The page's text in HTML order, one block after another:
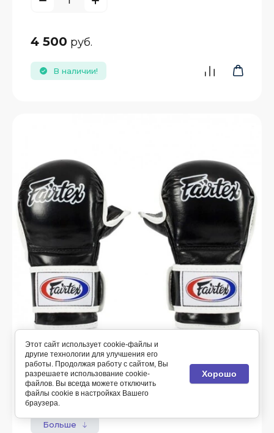
4 500 руб.
В наличии!
FGV15 Перчатки ММА (кожа) Чёрный
Артикул:FGV15
Больше
Этот сайт использует cookie-файлы и
другие технологии для улучшения его
работы. Продолжая работу с сайтом, Вы
разрешаете использование cookie-
файлов. Вы всегда можете отключить
файлы cookie в настройках Вашего
браузера.
Хорошо